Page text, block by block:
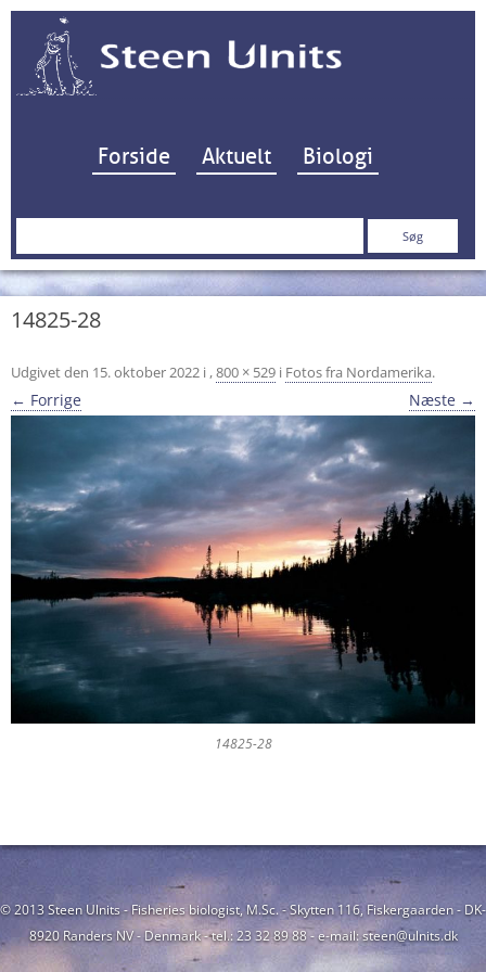
Hop til indhold
Forside Aktuelt Biologi
Søg
14825-28
Udgivet den 15. oktober 2022 i ,800 × 529 i Fotos fra Nordamerika.
← Forrige Næste →
14825-28
© 2013 Steen Ulnits - Fisheries biologist, M.Sc. - Skytten 116, Fiskergaarden - DK-
8920 Randers NV - Denmark - tel.: 23 32 89 88 - e-mail: steen@ulnits.dk